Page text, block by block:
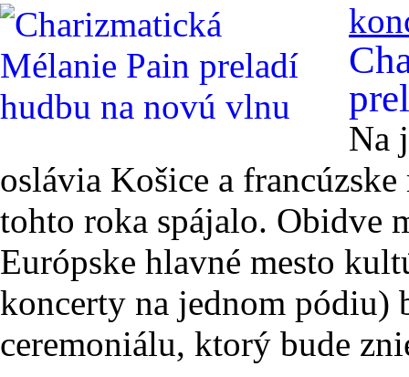
Na
oslávia Košice a
tohto roka spájalo. Obidve
Európske hlavné mesto
koncerty na jednom pódiu)
ceremoniálu, ktorý bude